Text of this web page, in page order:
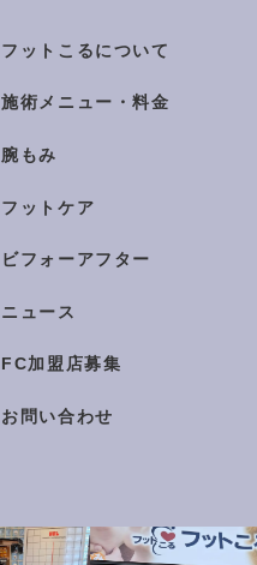
フットこるについて
施術メニュー・料金
腕もみ
フットケア
ビフォーアフター
ニュース
FC加盟店募集
お問い合わせ